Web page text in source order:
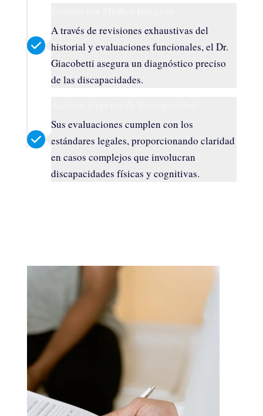
A través de revisiones exhaustivas del
historial y evaluaciones funcionales, el Dr.
Giacobetti asegura un diagnóstico preciso
de las discapacidades.
Sus evaluaciones cumplen con los
estándares legales, proporcionando claridad
en casos complejos que involucran
discapacidades físicas y cognitivas.